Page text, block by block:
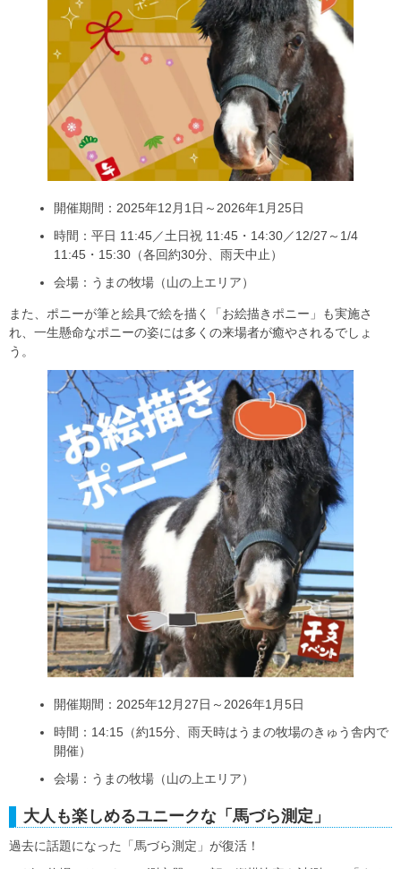
開催期間：2025年12月1日～2026年1月25日
時間：平日 11:45／土日祝 11:45・14:30／12/27～1/4
11:45・15:30（各回約30分、雨天中止）
会場：うまの牧場（山の上エリア）
また、ポニーが筆と絵具で絵を描く「お絵描きポニー」も実施さ
れ、一生懸命なポニーの姿には多くの来場者が癒やされるでしょ
う。
開催期間：2025年12月27日～2026年1月5日
時間：14:15（約15分、雨天時はうまの牧場のきゅう舎内で
開催）
会場：うまの牧場（山の上エリア）
大人も楽しめるユニークな「馬づら測定」
過去に話題になった「馬づら測定」が復活！